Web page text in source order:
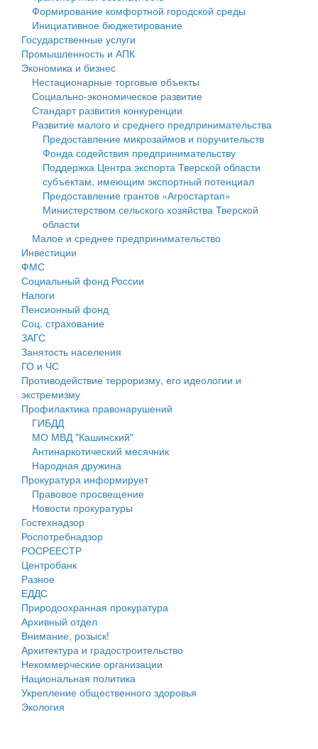
Государственные услуги
Промышленность и АПК
Экономика и бизнес
Символика
Устав
Гостям округа
Туризм
Культура
Образование
Здравоохранение
Социальная защита
Фотоальбом
муниципального округа Тверской области
Администрация Кашинского муниципального округа
Тверской области
Управление сельскими территориями
Открытые данные
Работа с обращениями граждан
Муниципальный контроль
Муниципальные услуги
Проекты административных регламентов
Антимонопольный комплаенс
Противодействие коррупции
Финансовое управление
Бюджет для граждан
Имущество
Выявление правообладателей ранее учтенных
объектов недвижимости
Имущественная поддержка субъектов малого и
среднего предпринимательства
Информационная поддержка субъектов малого и
среднего предпринимательства
Муниципальные программы
Контрольно-счетная палата
Персональные данные
Оценка регулирующего воздействия
Деятельность МУ
Нормативы градостроительного проектирования
Правила землепользования и застройки
Генеральные планы
Проекты планировки территории
Собрание депутатов
Городское поселение
Сельские поселения
Формирование комфортной городской среды
Инициативное бюджетирование
Государственные услуги
Промышленность и АПК
Экономика и бизнес
Нестационарные торговые объекты
Социально-экономическое развитие
Стандарт развития конкуренции
Развитие малого и среднего предпринимательства
Предоставление микрозаймов и поручительств
Фонда содействия предпринимательству
Поддержка Центра экспорта Тверской области
субъектам, имеющим экспортный потенциал
Предоставление грантов «Агростартап»
Министерством сельского хозяйства Тверской
области
Малое и среднее предпринимательство
Инвестиции
ФМС
Социальный фонд России
Налоги
Пенсионный фонд
Соц. страхование
ЗАГС
Занятость населения
ГО и ЧС
Противодействие терроризму, его идеологии и
экстремизму
Профилактика правонарушений
ГИБДД
МО МВД "Кашинский"
Антинаркотический месячник
Народная дружина
Прокуратура информирует
Правовое просвещение
Новости прокуратуры
Гостехнадзор
Роспотребнадзор
РОСРЕЕСТР
Центробанк
Разное
ЕДДС
Природоохранная прокуратура
Архивный отдел
Внимание, розыск!
Архитектура и градостроительство
Некоммерческие организации
Национальная политика
Укрепление общественного здоровья
Экология